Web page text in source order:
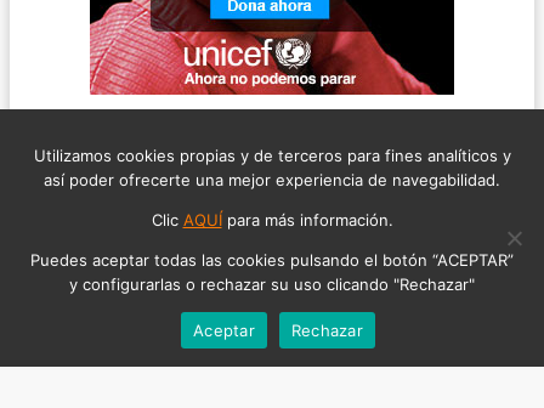
Utilizamos cookies propias y de terceros para fines analíticos y
así poder ofrecerte una mejor experiencia de navegabilidad.
Clic AQUÍpara más información.
Puedes aceptar todas las cookies pulsando el botón “ACEPTAR”
y configurarlas o rechazar su uso clicando "Rechazar"
Aceptar Rechazar